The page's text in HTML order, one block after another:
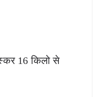
16 किलो से